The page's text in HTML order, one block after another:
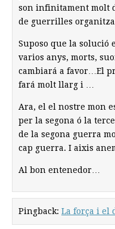
son infinitament molt
de guerrilles
Suposo que la solució
varios anys, morts,
cambiará a favor…El
fará molt llarg i …
Ara, el el nostre mon
per la segona ó la
de la segona guerra
cap guerra. I aixis
Al bon entenedor…
Pingback: La força i el